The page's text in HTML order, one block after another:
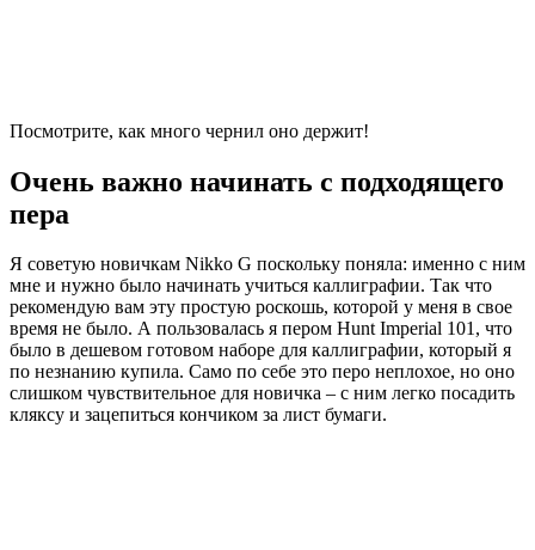
Посмотрите, как много чернил оно держит!
Очень важно начинать с подходящего
пера
Я советую новичкам Nikko G поскольку поняла: именно с ним
мне и нужно было начинать учиться каллиграфии. Так что
рекомендую вам эту простую роскошь, которой у меня в свое
время не было. А пользовалась я пером Hunt Imperial 101, что
было в дешевом готовом наборе для каллиграфии, который я
по незнанию купила. Само по себе это перо неплохое, но оно
слишком чувствительное для новичка – с ним легко посадить
кляксу и зацепиться кончиком за лист бумаги.